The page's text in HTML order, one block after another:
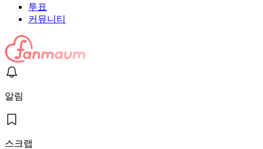
투표
커뮤니티
알림
스크랩